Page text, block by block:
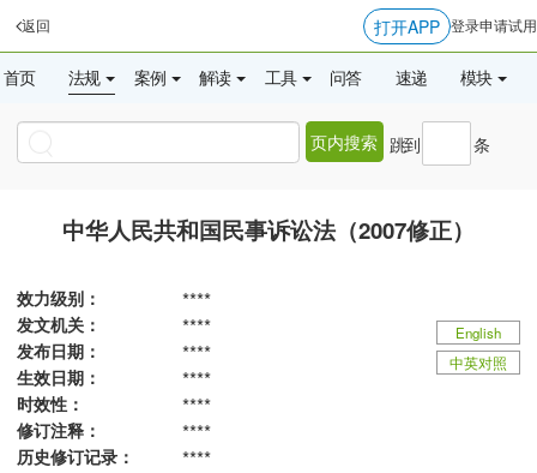
返回 打开APP 登录申请试用
首页 法规 案例 解读 工具 问答 速递 模块
页内搜索 跳到 条
中华人民共和国民事诉讼法（2007修正）
English
中英对照
效力级别： ****
发文机关： ****
发布日期： ****
生效日期： ****
时效性： ****
修订注释： ****
历史修订记录： ****